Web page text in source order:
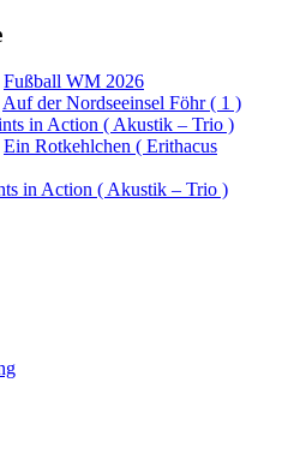
Fußball WM 2026
Auf der Nordseeinsel Föhr ( 1 )
in Action ( Akustik – Trio )
Ein Rotkehlchen ( Erithacus
in Action ( Akustik – Trio )